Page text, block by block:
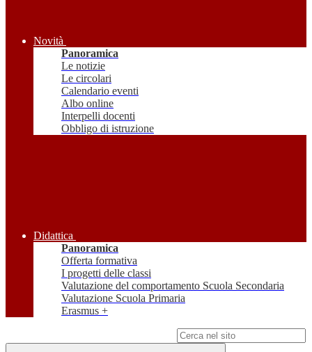
Novità
Panoramica
Le notizie
Le circolari
Calendario eventi
Albo online
Interpelli docenti
Obbligo di istruzione
Didattica
Panoramica
Offerta formativa
I progetti delle classi
Valutazione del comportamento Scuola Secondaria
Valutazione Scuola Primaria
Erasmus +